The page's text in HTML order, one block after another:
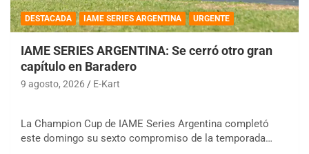
DESTACADA IAME SERIES ARGENTINA URGENTE
IAME SERIES ARGENTINA: Se cerró otro gran
capítulo en Baradero
9 agosto, 2026 E-Kart
La Champion Cup de IAME Series Argentina completó
este domingo su sexto compromiso de la temporada…